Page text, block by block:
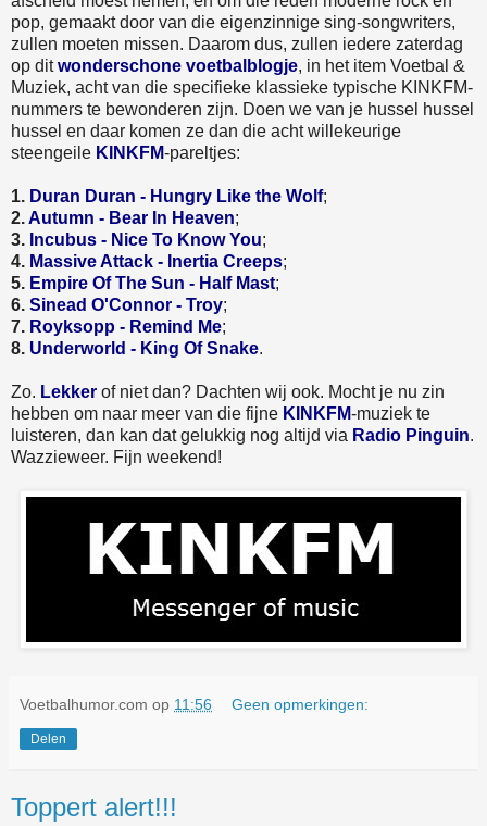
pop, gemaakt door van die eigenzinnige sing-songwriters,
zullen moeten missen. Daarom dus, zullen iedere zaterdag
op ditwonderschone voetbalblogje, in het item Voetbal &
Muziek, acht van die specifieke klassieke typische KINKFM-
nummers te bewonderen zijn. Doen we van je hussel hussel
hussel en daar komen ze dan die acht willekeurige
steengeile KINKFM-pareltjes:
1. Duran Duran - Hungry Like the Wolf;
2.Autumn - Bear In Heaven;
3. Incubus - Nice To Know You;
4. Massive Attack - Inertia Creeps;
5. Empire Of The Sun - Half Mast;
6. Sinead O'Connor - Troy;
7. Royksopp - Remind Me;
8. Underworld - King Of Snake.
Zo. Lekker of niet dan? Dachten wij ook. Mocht je nu zin
hebben om naar meer van die fijne KINKFM-muziek te
luisteren, dan kan dat gelukkig nog altijd via Radio Pinguin.
Wazzieweer. Fijn weekend!
Voetbalhumor.com op 11:56 Geen opmerkingen:
Delen
Toppert alert!!!